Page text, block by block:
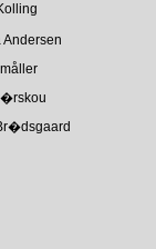
Andersen